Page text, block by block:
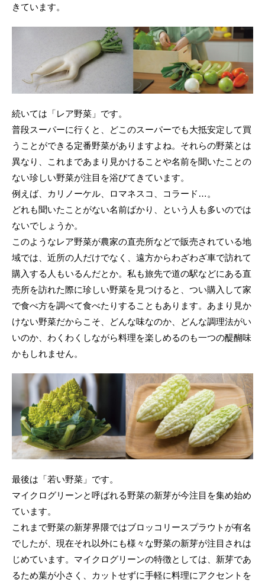
きています。
続いては「レア野菜」です。
普段スーパーに行くと、どこのスーパーでも大抵安定して買
うことができる定番野菜がありますよね。それらの野菜とは
異なり、これまであまり見かけることや名前を聞いたことの
ない珍しい野菜が注目を浴びてきています。
例えば、カリノーケル、ロマネスコ、コラード…。
どれも聞いたことがない名前ばかり、という人も多いのでは
ないでしょうか。
このようなレア野菜が農家の直売所などで販売されている地
域では、近所の人だけでなく、遠方からわざわざ車で訪れて
購入する人もいるんだとか。私も旅先で道の駅などにある直
売所を訪れた際に珍しい野菜を見つけると、つい購入して家
で食べ方を調べて食べたりすることもあります。あまり見か
けない野菜だからこそ、どんな味なのか、どんな調理法がい
いのか、わくわくしながら料理を楽しめるのも一つの醍醐味
かもしれません。
最後は「若い野菜」です。
マイクログリーンと呼ばれる野菜の新芽が今注目を集め始め
ています。
これまで野菜の新芽界隈ではブロッコリースプラウトが有名
でしたが、現在それ以外にも様々な野菜の新芽が注目されは
じめています。マイクログリーンの特徴としては、新芽であ
るため葉が小さく、カットせずに手軽に料理にアクセントを